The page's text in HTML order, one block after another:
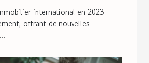
les investisseurs
international en 2023
offrant de nouvelles